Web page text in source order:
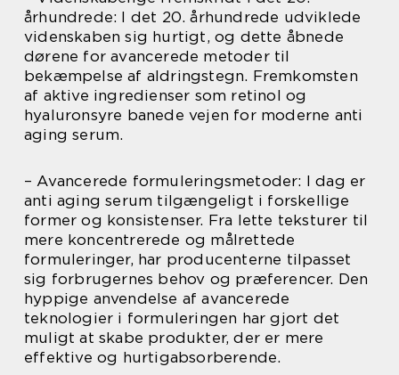
århundrede: I det 20. århundrede udviklede
videnskaben sig hurtigt, og dette åbnede
dørene for avancerede metoder til
bekæmpelse af aldringstegn. Fremkomsten
af aktive ingredienser som retinol og
hyaluronsyre banede vejen for moderne anti
aging serum.
– Avancerede formuleringsmetoder: I dag er
anti aging serum tilgængeligt i forskellige
former og konsistenser. Fra lette teksturer til
mere koncentrerede og målrettede
formuleringer, har producenterne tilpasset
sig forbrugernes behov og præferencer. Den
hyppige anvendelse af avancerede
teknologier i formuleringen har gjort det
muligt at skabe produkter, der er mere
effektive og hurtigabsorberende.